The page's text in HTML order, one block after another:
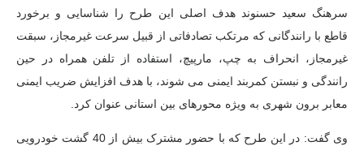
سرهنگ سعید حسنوند هدف اصلی این طرح را شناسایی و برخورد
قاطع با رانندگانی که مرتکب تصادفاتی از قبیل سرعت غیرمجاز، سبقت
غیرمجاز، انحراف به چپ، مارپیچ، استفاده از تلفن همراه در حین
رانندگی و نبستن کمربند ایمنی می شوند، با هدف افزایش ضریب ایمنی
معابر برون شهری به ویژه محورهای بین استانی عنوان کرد.
وی گفت: در این طرح که با حضور مشترک بیش از 40 گشت خودرویی